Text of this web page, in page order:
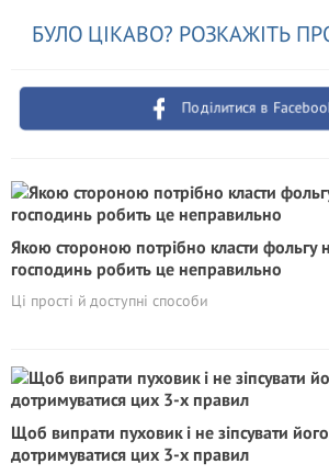
БУЛО ЦІКАВО? РОЗКАЖІТЬ
Поділитися в
Якою стороною потрібно класти фольгу
господинь робить це неправильно
Ці прості й доступні способи
Щоб випрати пуховик і не зіпсувати
дотримуватися цих 3-х правил